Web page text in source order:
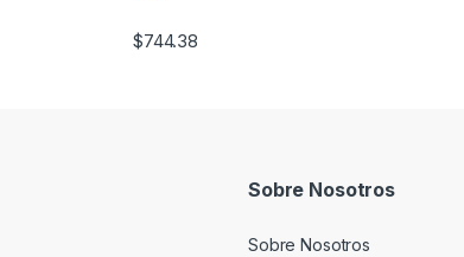
$744.38
Sobre Nosotros
Sobre Nosotros